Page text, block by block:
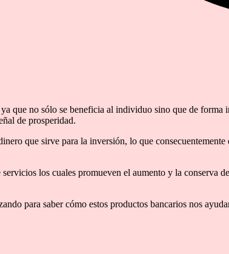
que no sólo se beneficia al individuo sino que de
de prosperidad.
que sirve para la inversión, lo que
los cuales promueven el aumento y la conserva
para saber cómo estos productos bancarios nos